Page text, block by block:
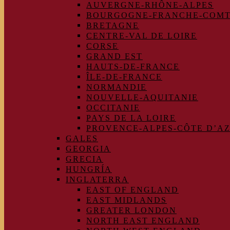
AUVERGNE-RHÔNE-ALPES
BOURGOGNE-FRANCHE-
BRETAGNE
CENTRE-VAL DE LOIRE
CORSE
GRAND EST
HAUTS-DE-FRANCE
ÎLE-DE-FRANCE
NORMANDIE
NOUVELLE-AQUITANIE
OCCITANIE
PAYS DE LA LOIRE
PROVENCE-ALPES-CÔTE
GALES
GEORGIA
GRECIA
HUNGRÍA
INGLATERRA
EAST OF ENGLAND
EAST MIDLANDS
GREATER LONDON
NORTH EAST ENGLAND